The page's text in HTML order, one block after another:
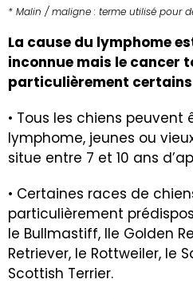
* Malin / maligne : terme utilisé pour
La cause du lymphome
inconnue mais le cancer
particulièrement certains
• Tous les chiens
lymphome, jeunes ou
situe entre 7 et 10 ans
• Certaines races de
particulièrement
le Bullmastiff, lle Golden
Retriever, le Rottweiler, le
Scottish Terrier.